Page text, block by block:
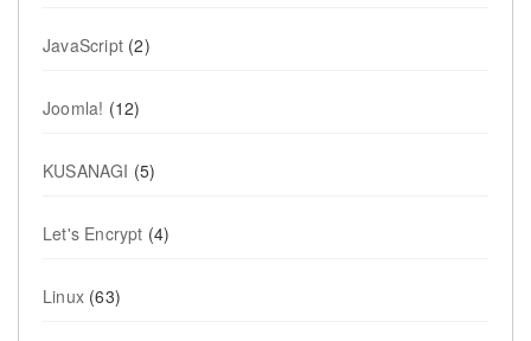
JavaScript (2)
Joomla! (12)
KUSANAGI (5)
Let's Encrypt (4)
Linux (63)